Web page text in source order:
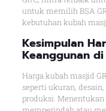
untuk memilih BSA
kebutuhan kubah
Kesimpulan
Keanggunan
Harga kubah masjid
seperti ukuran,
produksi. Menentukan